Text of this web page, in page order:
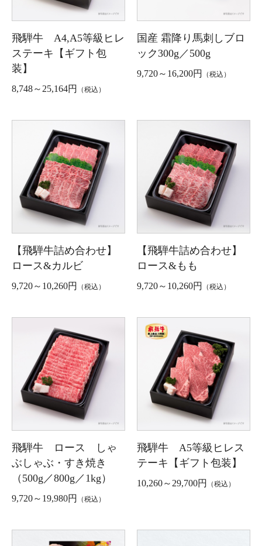
飛騨牛 A4,A5等級ヒレ
ステーキ【ギフト包
装】
8,748～25,164円 （税込）
国産 霜降り馬刺しブロ
ック300g／500g
9,720～16,200円 （税込）
【飛騨牛詰め合わせ】
ロース&カルビ
9,720～10,260円 （税込）
【飛騨牛詰め合わせ】
ロース&もも
9,720～10,260円 （税込）
飛騨牛 ロース しゃ
ぶしゃぶ・すき焼き
（500g／800g／1kg）
9,720～19,980円 （税込）
飛騨牛 A5等級ヒレス
テーキ【ギフト包装】
10,260～29,700円 （税込）